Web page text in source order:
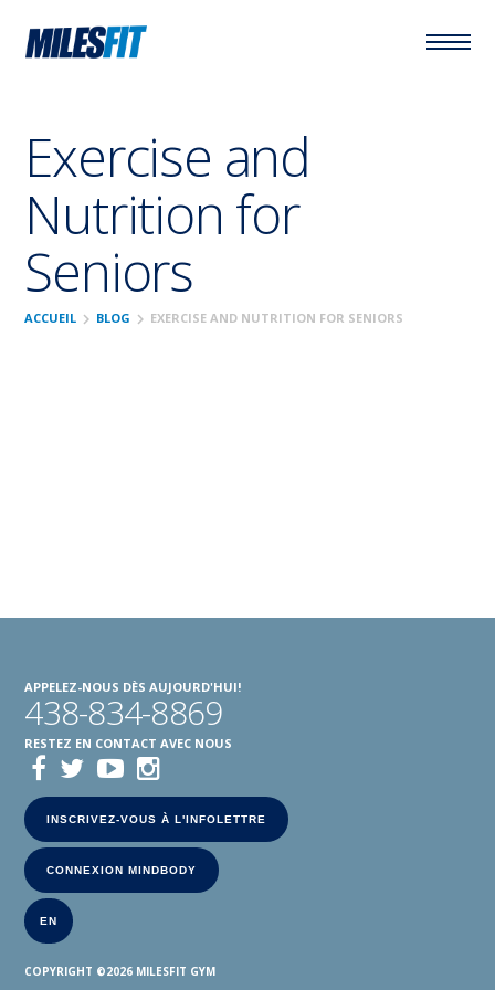
Exercise and
Nutrition for
Seniors
ACCUEIL chevron_right BLOG chevron_right EXERCISE AND NUTRITION FOR SENIORS
APPELEZ-NOUS DÈS AUJOURD'HUI!
438-834-8869
RESTEZ EN CONTACT AVEC NOUS
INSCRIVEZ-VOUS À L'INFOLETTRE
CONNEXION MINDBODY
EN
COPYRIGHT ©2026 MILESFIT GYM